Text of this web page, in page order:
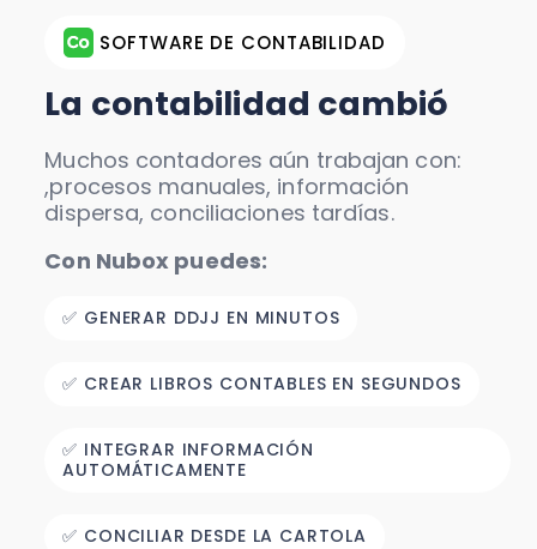
SOFTWARE DE CONTABILIDAD
La contabilidad cambió
Muchos contadores aún trabajan con:
,procesos manuales, información
dispersa, conciliaciones tardías.
Con Nubox puedes:
✅ GENERAR DDJJ EN MINUTOS
✅ CREAR LIBROS CONTABLES EN SEGUNDOS
✅ INTEGRAR INFORMACIÓN
AUTOMÁTICAMENTE
✅ CONCILIAR DESDE LA CARTOLA